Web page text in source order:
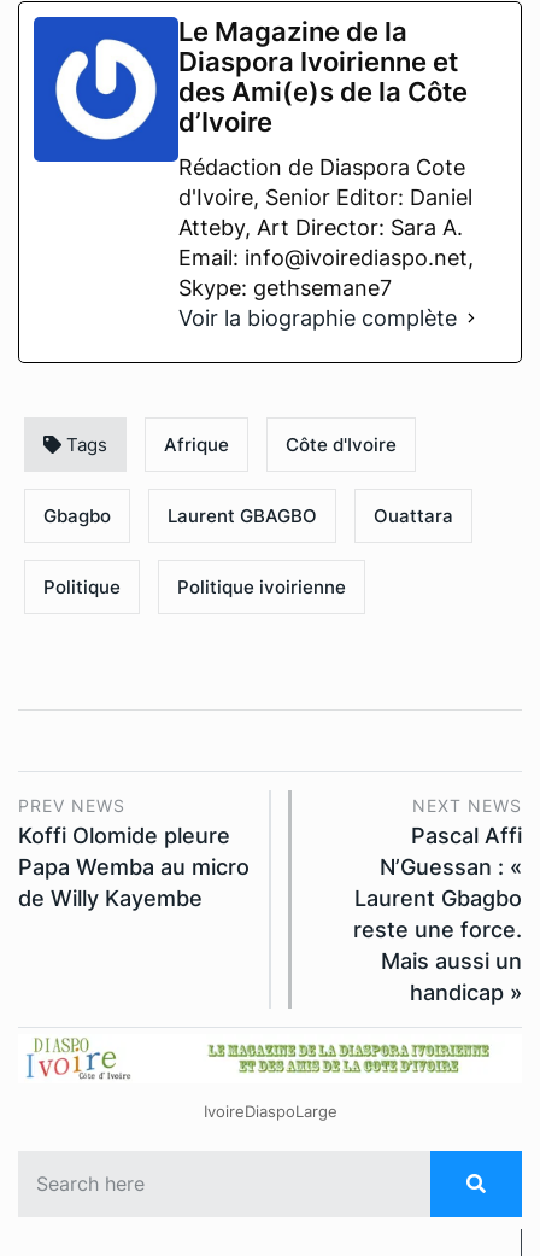
Le Magazine de la
Diaspora Ivoirienne et
des Ami(e)s de la Côte
d’Ivoire
Rédaction de Diaspora Cote
d'Ivoire, Senior Editor: Daniel
Atteby, Art Director: Sara A.
Email: info@ivoirediaspo.net,
Skype: gethsemane7
Voir la biographie complète
Tags Afrique Côte d'Ivoire
Gbagbo Laurent GBAGBO Ouattara
Politique Politique ivoirienne
PREV NEWS
Koffi Olomide pleure
Papa Wemba au micro
de Willy Kayembe
NEXT NEWS
Pascal Affi
N’Guessan : «
Laurent Gbagbo
reste une force.
Mais aussi un
handicap »
IvoireDiaspoLarge